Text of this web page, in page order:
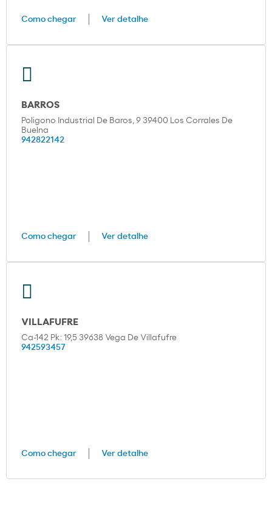
Como chegar Ver detalhe
BARROS
Poligono Industrial De Baros, 9 39400 Los Corrales De
Buelna
942822142
Como chegar Ver detalhe
VILLAFUFRE
Ca-142 Pk: 19,5 39638 Vega De Villafufre
942593457
Como chegar Ver detalhe